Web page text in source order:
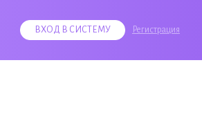
ВХОД В СИСТЕМУ Регистрация